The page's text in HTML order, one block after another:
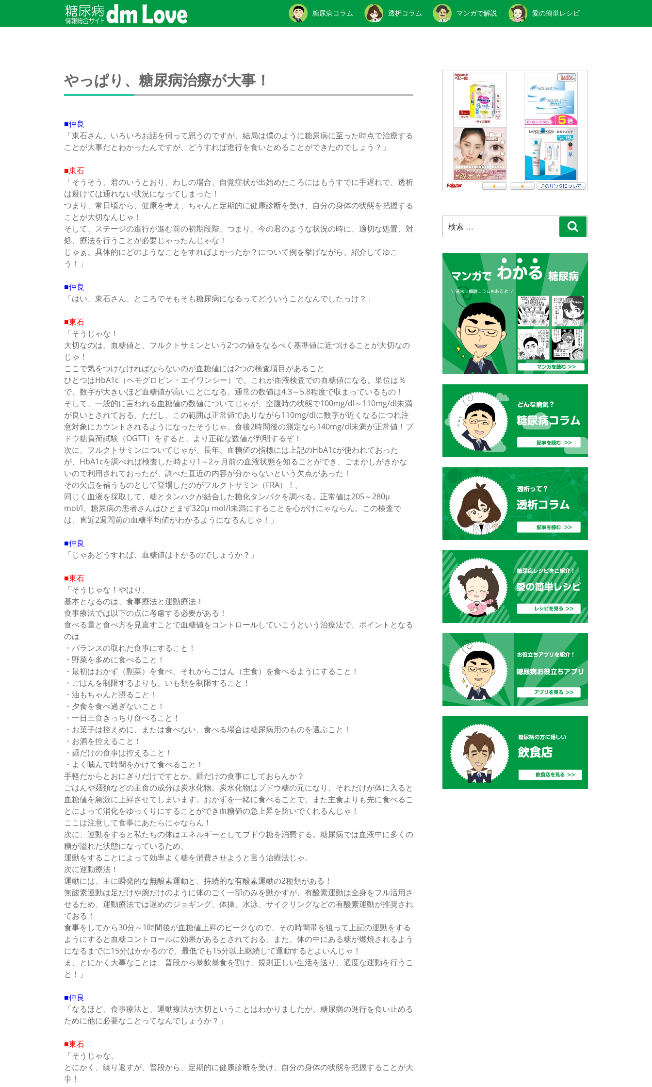
糖尿病コラム 透析コラム マンガで解説 愛の簡単レシピ
やっぱり、糖尿病治療が大事！
■仲良
「東石さん、いろいろお話を伺って思うのですが、結局は僕のように糖尿病に至った時点で治療する
ことが大事だとわかったんですが、どうすれば進行を食いとめることができたのでしょう？」
■東石
「そうそう、君のいうとおり、わしの場合、自覚症状が出始めたころにはもうすでに手遅れで、透析
は避けては通れない状況になってしまった！
つまり、常日頃から、健康を考え、ちゃんと定期的に健康診断を受け、自分の身体の状態を把握する
ことが大切なんじゃ！
そして、ステージの進行が進む前の初期段階、つまり、今の君のような状況の時に、適切な処置、対
処、療法を行うことが必要じゃったんじゃな！
じゃぁ、具体的にどのようなことをすればよかったか？について例を挙げながら、紹介してゆこ
う！」
■仲良
「はい、東石さん、ところでそもそも糖尿病になるってどういうことなんでしたっけ？」
■東石
「そうじゃな！
大切なのは、血糖値と、フルクトサミンという2つの値をなるべく基準値に近づけることが大切なの
じゃ！
ここで気をつけなければならないのが血糖値には2つの検査項目があること
ひとつはHbA1c（ヘモグロビン・エイワンシー）で、これが血液検査での血糖値になる。単位は％
で、数字が大きいほど血糖値が高いことになる。通常の数値は4.3～5.8程度で収まっているもの！
そして、一般的に言われる血糖値の数値についてじゃが、空腹時の状態で100mg/dl～110mg/dl未満
が良いとされておる。ただし、この範囲は正常値でありながら110mg/dlに数字が近くなるにつれ注
意対象にカウントされるようになったそうじゃ。食後2時間後の測定なら140mg/dl未満が正常値！ブ
ドウ糖負荷試験（OGTT）をすると、より正確な数値が判明するぞ！
次に、フルクトサミンについてじゃが、長年、血糖値の指標には上記のHbA1cが使われておった
が、HbA1cを調べれば検査した時より1～2ヶ月前の血液状態を知ることができ、ごまかしがきかな
いので利用されておったが、調べた直近の内容が分からないという欠点があった！
その欠点を補うものとして登場したのがフルクトサミン（FRA）！。
同じく血液を採取して、糖とタンパクが結合した糖化タンパクを調べる。正常値は205～280μ
mol/l。糖尿病の患者さんはひとまず320μ mol/l未満にすることを心がけにゃならん。この検査で
は、直近2週間前の血糖平均値がわかるようになるんじゃ！」
■仲良
「じゃあどうすれば、血糖値は下がるのでしょうか？」
■東石
「そうじゃな！やはり、
基本となるのは、食事療法と運動療法！
食事療法では以下の点に考慮する必要がある！
食べる量と食べ方を見直すことで血糖値をコントロールしていこうという治療法で、ポイントとなる
のは
・バランスの取れた食事にすること！
・野菜を多めに食べること！
・最初はおかず（副菜）を食べ、それからごはん（主食）を食べるようにすること！
・ごはんを制限するよりも、いも類を制限すること！
・油もちゃんと摂ること！
・夕食を食べ過ぎないこと！
・一日三食きっちり食べること！
・お菓子は控えめに、または食べない、食べる場合は糖尿病用のものを選ぶこと！
・お酒を控えること！
・麺だけの食事は控えること！
・よく噛んで時間をかけて食べること！
手軽だからとおにぎりだけですとか、麺だけの食事にしておらんか？
ごはんや麺類などの主食の成分は炭水化物。炭水化物はブドウ糖の元になり、それだけが体に入ると
血糖値を急激に上昇させてしまいます。おかずを一緒に食べることで、また主食よりも先に食べるこ
とによって消化をゆっくりにすることができ血糖値の急上昇を防いでくれるんじゃ！
ここは注意して食事にあたらにゃならん！
次に、運動をすると私たちの体はエネルギーとしてブドウ糖を消費する。糖尿病では血液中に多くの
糖が溢れた状態になっているため、
運動をすることによって効率よく糖を消費させようと言う治療法じゃ。
次に運動療法！
運動には、主に瞬発的な無酸素運動と、持続的な有酸素運動の2種類がある！
無酸素運動は足だけや腕だけのように体のごく一部のみを動かすが、有酸素運動は全身をフル活用さ
せるため、運動療法では遅めのジョギング、体操、水泳、サイクリングなどの有酸素運動が推奨され
ておる！
食事をしてから30分～1時間後が血糖値上昇のピークなので、その時間帯を狙って上記の運動をする
ようにすると血糖コントロールに効果があるとされておる。また、体の中にある糖が燃焼されるよう
になるまでに15分はかかるので、最低でも15分以上継続して運動するとよいんじゃ！
ま、とにかく大事なことは、普段から暴飲暴食を割け、規則正しい生活を送り、適度な運動を行うこ
と！」
■仲良
「なるほど、食事療法と、運動療法が大切ということはわかりましたが、糖尿病の進行を食い止める
ために他に必要なことってなんでしょうか？」
■東石
「そうじゃな、
とにかく、繰り返すが、普段から、定期的に健康診断を受け、自分の身体の状態を把握することが大
事！
索:
索